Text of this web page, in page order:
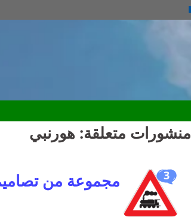
منشورات متعلقة: هورنبي
3 مجموعة من